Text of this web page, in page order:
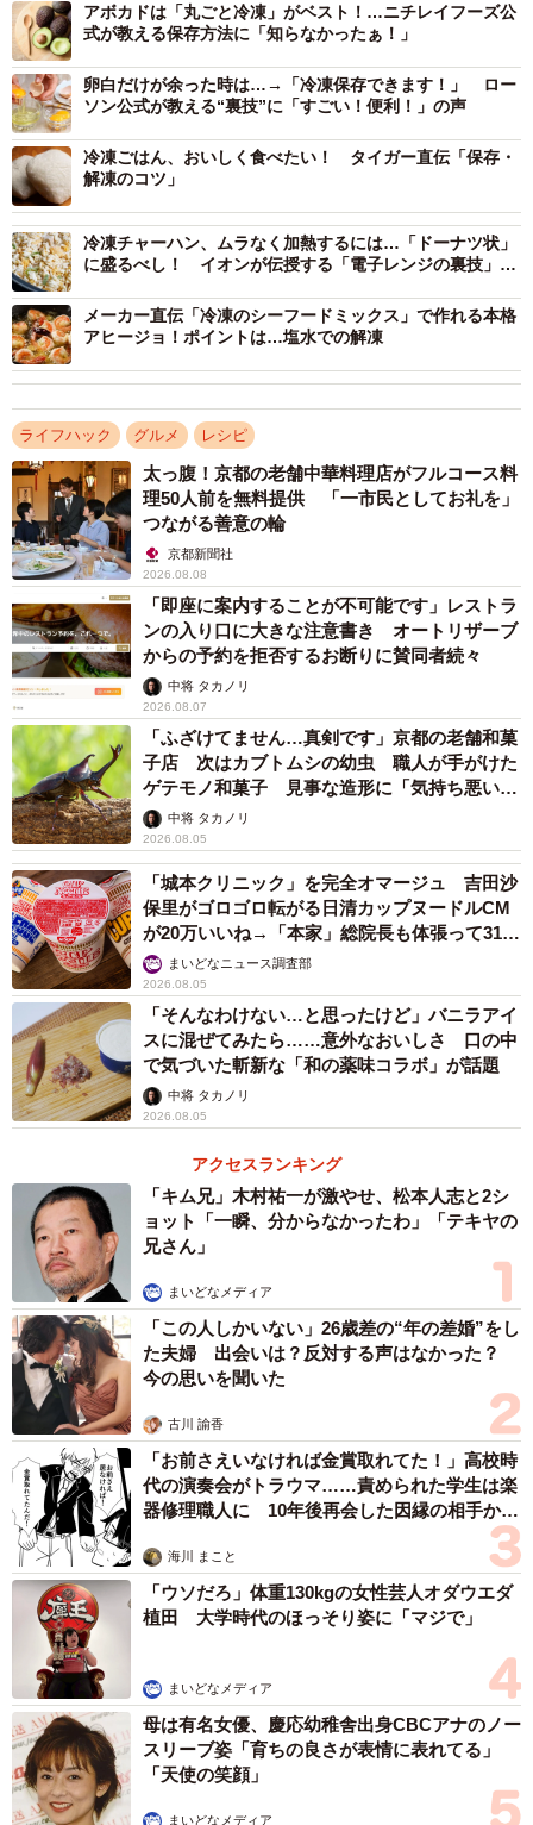
アボカドは「丸ごと冷凍」がベスト！…ニチレイフーズ公
式が教える保存方法に「知らなかったぁ！」
卵白だけが余った時は…→「冷凍保存できます！」 ロー
ソン公式が教える“裏技”に「すごい！便利！」の声
冷凍ごはん、おいしく食べたい！ タイガー直伝「保存・
解凍のコツ」
冷凍チャーハン、ムラなく加熱するには…「ドーナツ状」
に盛るべし！ イオンが伝授する「電子レンジの裏技」3
メーカー直伝「冷凍のシーフードミックス」で作れる本格
アヒージョ！ポイントは…塩水での解凍
ライフハック グルメ レシピ
太っ腹！京都の老舗中華料理店がフルコース料
理50人前を無料提供 「一市民としてお礼を」
つながる善意の輪
京都新聞社
2026.08.08
「即座に案内することが不可能です」レストラ
ンの入り口に大きな注意書き オートリザーブ
からの予約を拒否するお断りに賛同者続々
中将 タカノリ
2026.08.07
「ふざけてません…真剣です」京都の老舗和菓
子店 次はカブトムシの幼虫 職人が手がけた
ゲテモノ和菓子 見事な造形に「気持ち悪いく
らいリアル」
中将 タカノリ
2026.08.05
「城本クリニック」を完全オマージュ 吉田沙
保里がゴロゴロ転がる日清カップヌードルCM
が20万いいね→「本家」総院長も体張って31万
いいねまいどなニュース調査部
2026.08.05
「そんなわけない…と思ったけど」バニラアイ
スに混ぜてみたら……意外なおいしさ 口の中
で気づいた斬新な「和の薬味コラボ」が話題
中将 タカノリ
2026.08.05
アクセスランキング
「キム兄」木村祐一が激やせ、松本人志と2シ
ョット「一瞬、分からなかったわ」「テキヤの
兄さん」
まいどなメディア
「この人しかいない」26歳差の“年の差婚”をし
た夫婦 出会いは？反対する声はなかった？
今の思いを聞いた
古川 諭香
「お前さえいなければ金賞取れてた！」高校時
代の演奏会がトラウマ……責められた学生は楽
器修理職人に 10年後再会した因縁の相手から
海川 まこと
「ウソだろ」体重130kgの女性芸人オダウエダ
植田 大学時代のほっそり姿に「マジで」
まいどなメディア
母は有名女優、慶応幼稚舎出身CBCアナのノー
スリーブ姿「育ちの良さが表情に表れてる」
「天使の笑顔」
まいどなメディア